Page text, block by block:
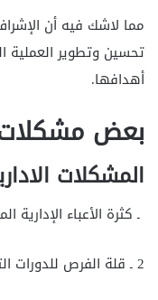
مما لاشك فيه أن
تحسين وتطوير العملية
أهدافها.
بعض مشكلات
المشكلات
ـ كثرة الأعباء
2 ـ قلة الفرص للدورات التدريبية للمشرفين التربويين والمعلمين.